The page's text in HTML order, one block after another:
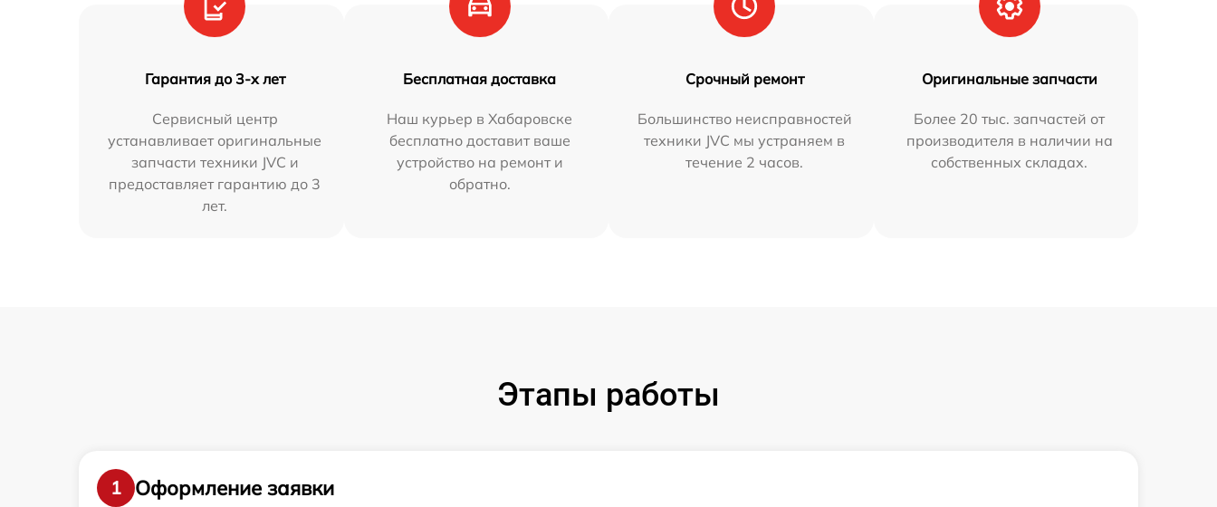
Гарантия до 3-х лет
Сервисный центр
устанавливает оригинальные
запчасти техники JVC и
предоставляет гарантию до 3
лет.
Бесплатная доставка
Наш курьер в Хабаровске
бесплатно доставит ваше
устройство на ремонт и
обратно.
Срочный ремонт
Большинство неисправностей
техники JVC мы устраняем в
течение 2 часов.
Оригинальные запчасти
Более 20 тыс. запчастей от
производителя в наличии на
собственных складах.
Этапы работы
1
Оформление заявки